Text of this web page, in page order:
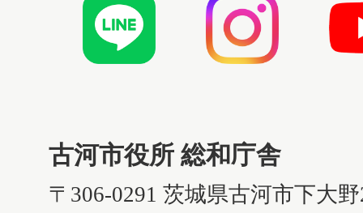
古河市役所 総和庁舎
〒306-0291 茨城県古河市下大